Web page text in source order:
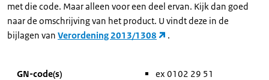
met die code. Maar alleen voor een deel ervan. Kijk dan goed
naar de omschrijving van het product. U vindt deze in de
bijlagen van Verordening 2013/1308 .
GN-code(s)
ex 0102 29 51